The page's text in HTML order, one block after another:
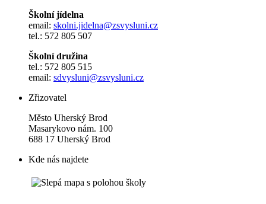
Školní jídelna
email: skolni.jidelna@zsvysluni.cz
tel.: 572 805 507
Školní družina
tel.: 572 805 515
email: sdvysluni@zsvysluni.cz
Zřizovatel
Město Uherský Brod
Masarykovo nám. 100
688 17 Uherský Brod
Kde nás najdete